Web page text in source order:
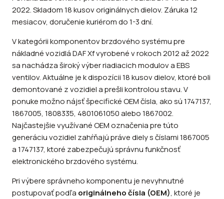
2022. Skladom 18 kusov originálnych dielov. Záruka 12
mesiacov, doručenie kuriérom do 1-3 dní.
V kategórii komponentov brzdového systému pre
nákladné vozidlá DAF Xf vyrobené v rokoch 2012 až 2022
sa nachádza široký výber riadiacich modulov a EBS
ventilov. Aktuálne je k dispozícii 18 kusov dielov, ktoré boli
demontované z vozidiel a prešli kontrolou stavu. V
ponuke možno nájsť špecifické OEM čísla, ako sú 1747137,
1867005, 1808335, 4801061050 alebo 1867002.
Najčastejšie využívané OEM označenia pre túto
generáciu vozidiel zahŕňajú práve diely s číslami 1867005
a 1747137, ktoré zabezpečujú správnu funkčnosť
elektronického brzdového systému.
Pri výbere správneho komponentu je nevyhnutné
postupovať podľa originálneho čísla (OEM), ktoré je